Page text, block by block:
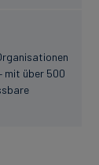
mit über 500